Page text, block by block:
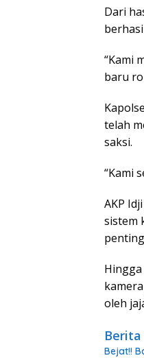
Dari
“Kami
baru
telah
saksi.
“Kami
AKP
sistem
oleh
Bejat!!